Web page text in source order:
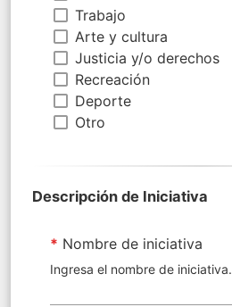
Trabajo
Arte y cultura
Justicia y/o derechos
Recreación
Deporte
Otro
Descripción de Iniciativa
* Nombre de iniciativa
Ingresa el nombre de iniciativa.